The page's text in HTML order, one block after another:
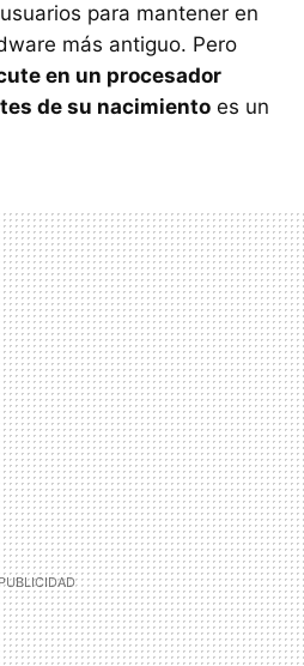
para mantener en
más antiguo. Pero
en un procesador
de su nacimiento es un